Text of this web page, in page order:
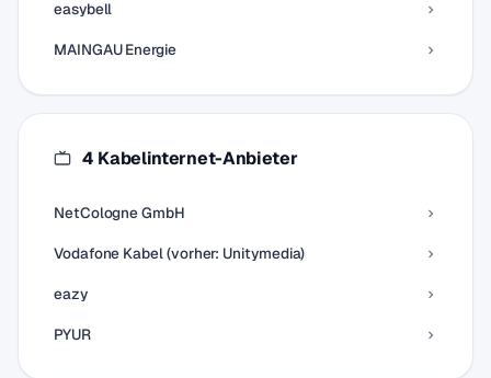
easybell
MAINGAU Energie
4 Kabelinternet-Anbieter
NetCologne GmbH
Vodafone Kabel (vorher: Unitymedia)
eazy
PYUR